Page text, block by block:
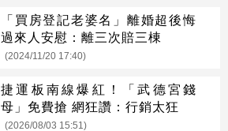
「買房登記老婆名」離婚超後悔
過來人安慰：離三次賠三棟
(2024/11/20 17:40)
捷運板南線爆紅！「武德宮錢
母」免費搶 網狂讚：行銷太狂
(2026/08/03 15:51)